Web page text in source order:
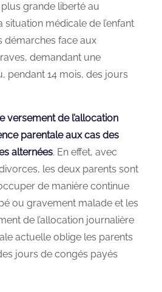
plus grande liberté au
médicale de l’enfant
démarches face aux
demandant une
pendant 14 mois, des jours
versement de l’allocation
parentale aux cas des
alternées. En effet, avec
les deux parents sont
de manière continue
ou gravement malade et les
de l’allocation journalière
actuelle oblige les parents
jours de congés payés